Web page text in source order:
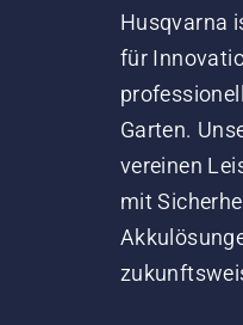
Husqvarna
für
Garten.
vereinen
mit